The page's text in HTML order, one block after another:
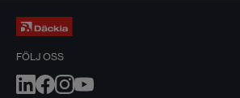
FÖLJ OSS